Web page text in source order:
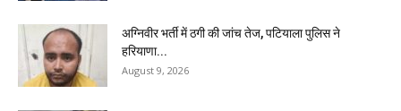
अग्निवीर भर्ती में ठगी की जांच तेज, पटियाला पुलिस ने
हरियाणा...
August 9, 2026